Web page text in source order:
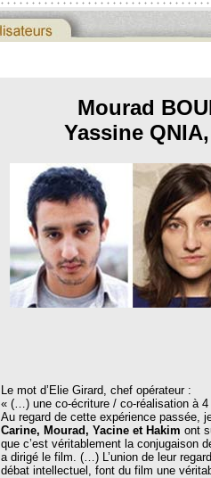
Mourad
Yassine
Le mot d’Elie Girard, chef opérateur :
« (…) une co-écriture / co-réalisation à
Au regard de cette expérience passée,
Carine, Mourad, Yacine et Hakim ont
que c’est véritablement la conjugaison
a dirigé le film. (…) L’union de leur
débat intellectuel, font du film une